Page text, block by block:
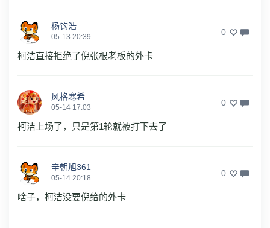
杨钧浩
05-13 20:39 0
柯洁直接拒绝了倪张根老板的外卡
风格寒希
05-14 17:03 0
柯洁上场了，只是第1轮就被打下去了
辛朝旭361
05-14 20:18 0
啥子，柯洁没要倪给的外卡